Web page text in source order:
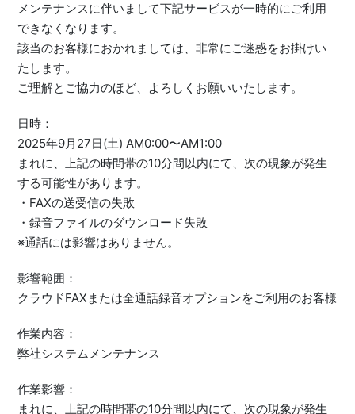
メンテナンスに伴いまして下記サービスが一時的にご利用
できなくなります。
該当のお客様におかれましては、非常にご迷惑をお掛けい
たします。
ご理解とご協力のほど、よろしくお願いいたします。
日時：
2025年9月27日(土) AM0:00〜AM1:00
まれに、上記の時間帯の10分間以内にて、次の現象が発生
する可能性があります。
・FAXの送受信の失敗
・録音ファイルのダウンロード失敗
※通話には影響はありません。
影響範囲：
クラウドFAXまたは全通話録音オプションをご利用のお客様
作業内容：
弊社システムメンテナンス
作業影響：
まれに、上記の時間帯の10分間以内にて、次の現象が発生